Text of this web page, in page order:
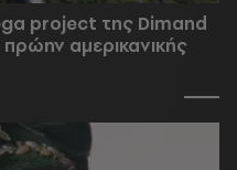
project της Dimand
πρώην αμερικανικής